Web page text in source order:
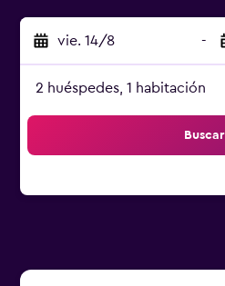
vie. 14/8 -
2 huéspedes, 1 habitación
Buscar